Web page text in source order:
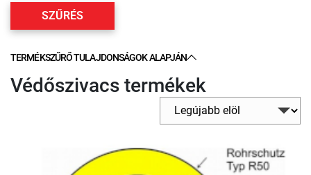
SZŰRÉS
TERMÉKSZŰRŐ TULAJDONSÁGOK ALAPJÁN
Védőszivacs termékek